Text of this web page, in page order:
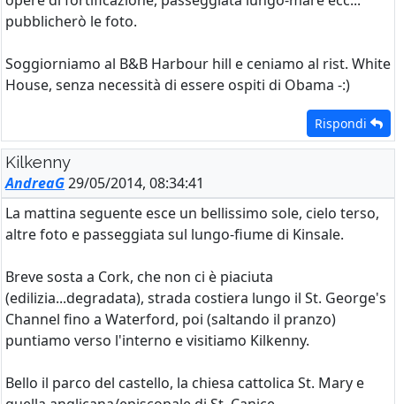
pubblicherò le foto.
Soggiorniamo al B&B Harbour hill e ceniamo al rist. White
House, senza necessità di essere ospiti di Obama -:)
Rispondi
Kilkenny
AndreaG29/05/2014, 08:34:41
La mattina seguente esce un bellissimo sole, cielo terso,
altre foto e passeggiata sul lungo-fiume di Kinsale.
Breve sosta a Cork, che non ci è piaciuta
(edilizia...degradata), strada costiera lungo il St. George's
Channel fino a Waterford, poi (saltando il pranzo)
puntiamo verso l'interno e visitiamo Kilkenny.
Bello il parco del castello, la chiesa cattolica St. Mary e